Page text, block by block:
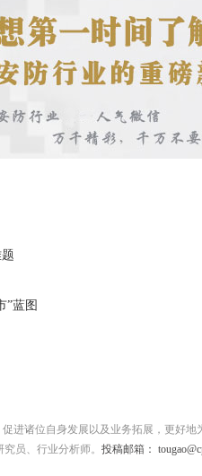
”蓝图
进诸位自身发展以及业务拓展，更好
员、行业分析师。 投稿邮箱：